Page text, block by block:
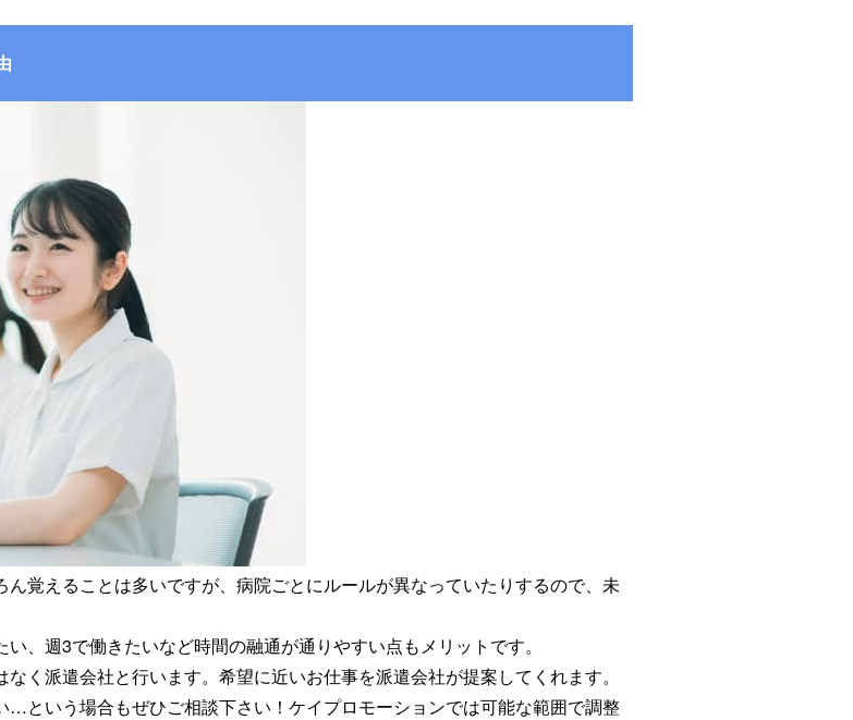
覚えることは多いですが、病院ごとにルールが異なっていたりするので、未
、週3で働きたいなど時間の融通が通りやすい点もメリットです。
く派遣会社と行います。希望に近いお仕事を派遣会社が提案してくれます。
という場合もぜひご相談下さい！ケイプロモーションでは可能な範囲で調整